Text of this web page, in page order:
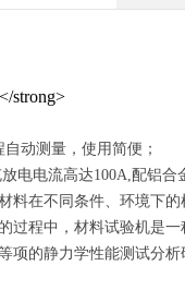
动测量，使用简便；
电电流高达100A,配铝
料在不同条件、环境下
过程中，材料试验机是
项的静力学性能测试分